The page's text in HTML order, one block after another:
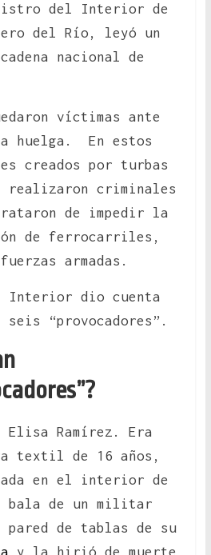
del Interior de
del Río, leyó un
nacional de
víctimas ante
huelga. En estos
creados por turbas
realizaron criminales
de impedir la
de ferrocarriles,
armadas.
Interior dio cuenta
“provocadores”.
Elisa Ramírez. Era
textil de 16 años,
en el interior de
bala de un militar
pared de tablas de su